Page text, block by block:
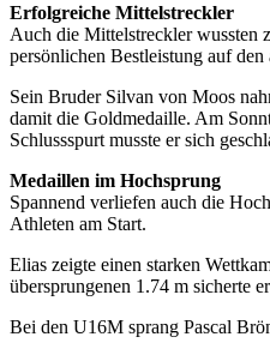
Erfolgreiche Mittelstreckler
Auch die Mittelstreckler wussten
persönlichen Bestleistung auf den
Sein Bruder Silvan von Moos
damit die Goldmedaille. Am
Schlussspurt musste er sich
Medaillen im Hochsprung
Spannend verliefen auch die
Athleten am Start.
Elias zeigte einen starken
übersprungenen 1.74 m sicherte
Bei den U16M sprang Pascal